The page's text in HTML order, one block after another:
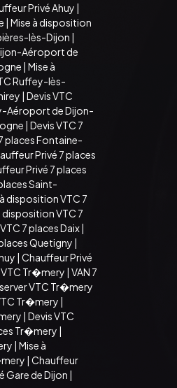
Privé Ahuy |
| Mise à disposition
lès-Dijon |
Aéroport de
| Mise à
Ruffey-lès-
| Devis VTC
Aéroport de Dijon-
| Devis VTC 7
places Fontaine-
Privé 7 places
Privé 7 places
Saint-
disposition VTC 7
disposition VTC 7
7 places Daix|
Quetigny |
| Chauffeur Privé
VTC Tr�mery | VAN 7
VTC Tr�mery
Tr�mery |
| Devis VTC
Tr�mery |
| Mise à
| Chauffeur
Gare de Dijon |